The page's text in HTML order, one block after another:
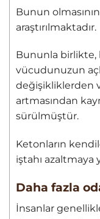
Bunun
araştırılmaktadır.
Bununla birlikte,
vücudunuzun
değişikliklerden
artmasından
sürülmüştür.
Ketonların
iştahı azaltmaya
Daha fazla
İnsanlar